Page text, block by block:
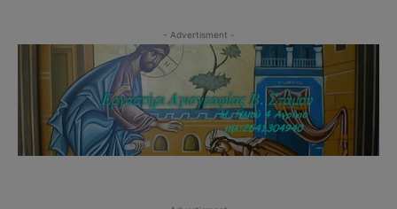
- Advertisment -